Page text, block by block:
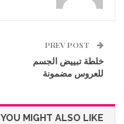
خلطة تبييض الجسم
للعروس مضمونة
YOU MIGHT ALSO LIKE